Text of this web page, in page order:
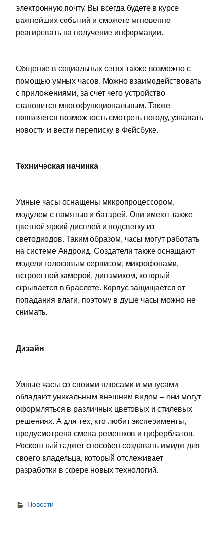
электронную почту. Вы всегда будете в курсе
важнейших событий и сможете мгновенно
реагировать на получение информации.
Общение в социальных сетях также возможно с
помощью умных часов. Можно взаимодействовать
с приложениями, за счет чего устройство
становится многофункциональным. Также
появляется возможность смотреть погоду, узнавать
новости и вести переписку в Фейсбуке.
Техническая начинка
Умные часы оснащены микропроцессором,
модулем с памятью и батарей. Они имеют также
цветной яркий дисплей и подсветку из
светодиодов. Таким образом, часы могут работать
на системе Андроид. Создатели также оснащают
модели голосовым сервисом, микрофонами,
встроенной камерой, динамиком, который
скрывается в браслете. Корпус защищается от
попадания влаги, поэтому в душе часы можно не
снимать.
Дизайн
Умные часы со своими плюсами и минусами
обладают уникальным внешним видом – они могут
оформляться в различных цветовых и стилевых
решениях. А для тех, кто любит эксперименты,
предусмотрена смена ремешков и циферблатов.
Роскошный гаджет способен создавать имидж для
своего владельца, который отслеживает
разработки в сфере новых технологий.
Новости